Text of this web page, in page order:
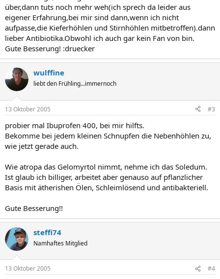
über,dann tuts noch mehr weh(ich sprech da leider aus
eigener Erfahrung,bei mir sind dann,wenn ich nicht
aufpasse,die Kieferhöhlen und Stirnhöhlen mitbetroffen).dann
lieber Antibiotika.Obwohl ich auch gar kein Fan von bin.
Gute Besserung! :druecker
wulffine
liebt den Frühling...immernoch
13 Oktober 2005 #3
probier mal Ibuprofen 400, bei mir hilfts.
Bekomme bei jedem kleinen Schnupfen die Nebenhöhlen zu,
wie jetzt gerade auch.
Wie atropa das Gelomyrtol nimmt, nehme ich das Soledum.
Ist glaub ich billiger, arbeitet aber genauso auf pflanzlicher
Basis mit ätherishen Ölen, Schleimlösend und antibakteriell.
Gute Besserung!!
steffi74
Namhaftes Mitglied
13 Oktober 2005 #4